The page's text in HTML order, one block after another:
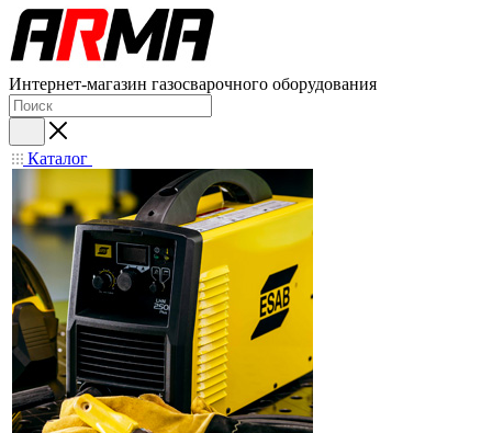
Интернет-магазин газосварочного оборудования
Каталог